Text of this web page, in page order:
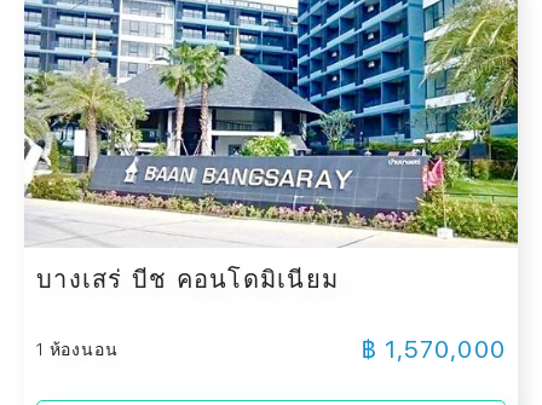
บางเสร่ บีช คอนโดมิเนียม
1 ห้องนอน ฿ 1,570,000